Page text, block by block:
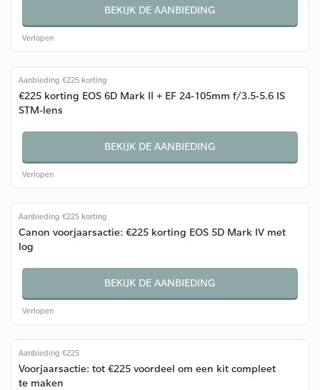
BEKIJK DE AANBIEDING
Verlopen
Aanbieding €225 korting
€225 korting EOS 6D Mark II + EF 24-105mm f/3.5-5.6 IS
STM-lens
BEKIJK DE AANBIEDING
Verlopen
Aanbieding €225 korting
Canon voorjaarsactie: €225 korting EOS 5D Mark IV met
log
BEKIJK DE AANBIEDING
Verlopen
Aanbieding €225
Voorjaarsactie: tot €225 voordeel om een kit compleet
te maken